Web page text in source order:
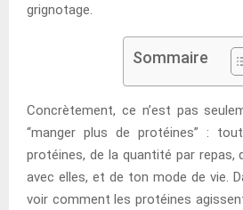
grignotage.
Sommaire
Concrètement, ce n’est pas
“manger plus de protéines” :
protéines, de la quantité par repas,
avec elles, et de ton mode de vie.
voir comment les protéines